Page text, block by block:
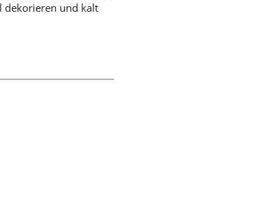
dekorieren und kalt